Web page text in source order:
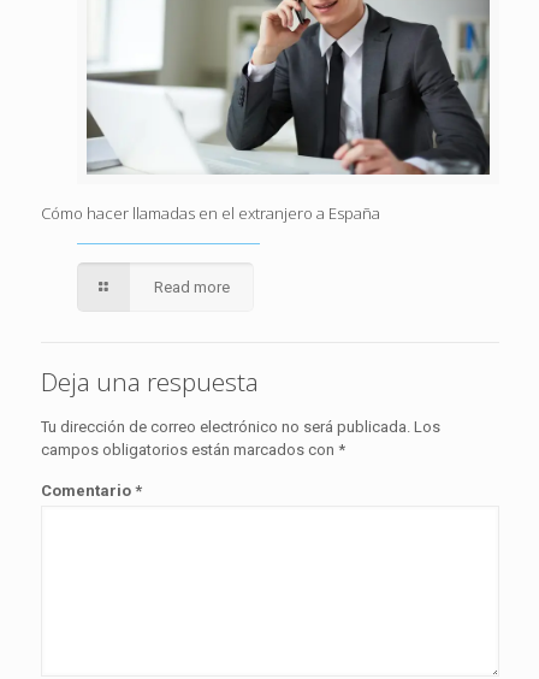
Cómo hacer llamadas en el extranjero a España
Read more
Deja una respuesta
Tu dirección de correo electrónico no será publicada. Los
campos obligatorios están marcados con *
Comentario *